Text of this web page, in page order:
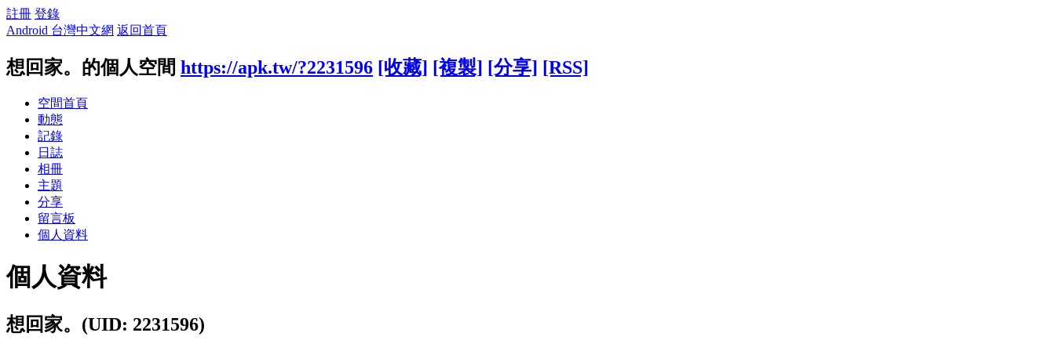
註冊 登錄
Android 台灣中文網 返回首頁
想回家。的個人空間 https://apk.tw/?2231596 [收藏] [複製] [分享] [RSS]
空間首頁
動態
記錄
日誌
相冊
主題
分享
留言板
個人資料
個人資料
想回家。 (UID: 2231596)